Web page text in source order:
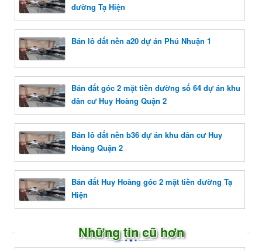
đường Tạ Hiện
Bán lô đất nền a20 dự án Phú Nhuận 1
Bán đất góc 2 mặt tiền đường số 64 dự án khu
dân cư Huy Hoàng Quận 2
Bán lô đất nền b36 dự án khu dân cư Huy
Hoàng Quận 2
Bán đất Huy Hoàng góc 2 mặt tiền đường Tạ
Hiện
Những tin cũ hơn